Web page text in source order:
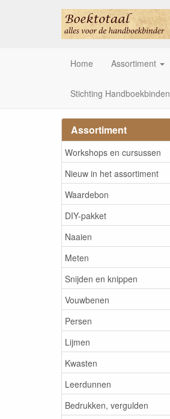
Home Assortiment
Stichting Handboekbinden
Assortiment
Workshops en cursussen
Nieuw in het assortiment
Waardebon
DIY-pakket
Naaien
Meten
Snijden en knippen
Vouwbenen
Persen
Lijmen
Kwasten
Leerdunnen
Bedrukken, vergulden